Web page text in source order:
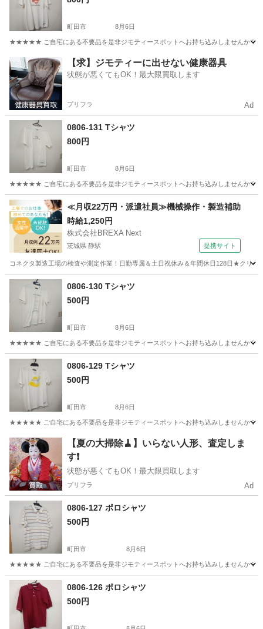
町田市 8月6日
★★★★★ ご自宅にある不要品を是非ジモティースポットへお持ち込みしませんか？
東京 町田市 Tシャツ 現地
【求】ジモティーに出せない健康器具
状態が悪くてもOK！最大限買取します
プリフラ Ad
0806-131 Tシャツ
800円
町田市 8月6日
★★★★★ ご自宅にある不要品を是非ジモティースポットへお持ち込みしませんか？
東京 町田市 Tシャツ 現地
≪月収22万円・派遣社員≫機械操作・製造補助
時給1,250円
株式会社BREXA Next
茨城県 静駅 提携サイト
コネクタ製造工場の検査や測定作業！日勤専属＆土日祝休み＆年間休日128日★クリ
茨城 常陸大宮市0806-130 Tシャツ
500円
町田市 8月6日
★★★★★ ご自宅にある不要品を是非ジモティースポットへお持ち込みしませんか？
東京 町田市
0806-129 Tシャツ
500円
町田市 8月6日
★★★★★ ご自宅にある不要品を是非ジモティースポットへお持ち込みしませんか？
東京 町田市 Tシャツ 現地
【夏の大掃除🧹】いらない人形、査定しま
す❗️
状態が悪くてもOK！最大限買取します
プリフラ Ad
0806-127 ポロシャツ
500円
町田市 8月6日
★★★★★ ご自宅にある不要品を是非ジモティースポットへお持ち込みしませんか？
東京 町田市
0806-126 ポロシャツ
500円